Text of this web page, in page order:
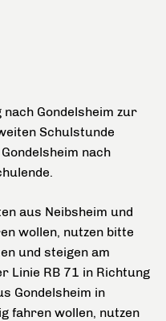
Gondelsheim zur
Schulstunde
nach
aus Neibsheim und
wollen, nutzen bitte
und steigen am
Linie RB 71 in Richtung
Gondelsheim in
fahren wollen, nutzen